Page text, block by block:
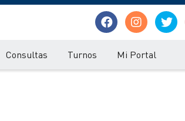
Consultas Turnos Mi Portal